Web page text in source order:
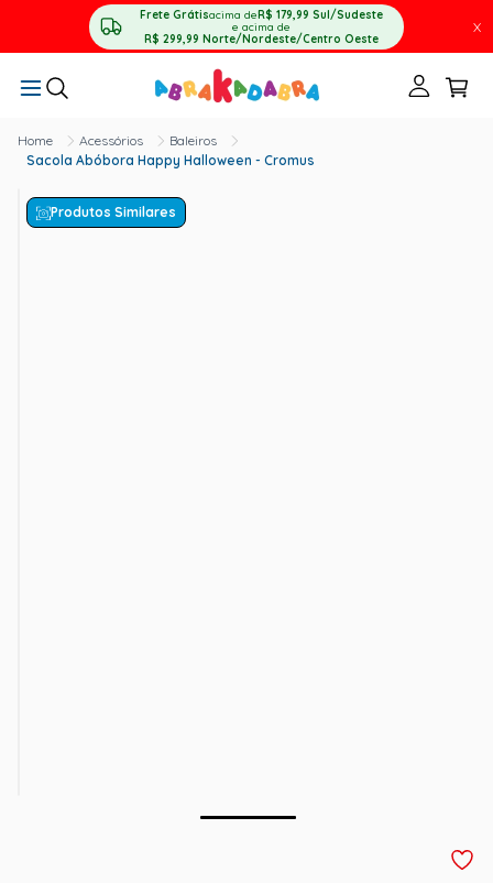
Frete Grátisacima deR$ 179,99 Sul/Sudeste
e acima de
R$ 299,99 Norte/Nordeste/Centro Oeste
X
Acessórios
Baleiros
Sacola Abóbora Happy Halloween - Cromus
Produtos Similares